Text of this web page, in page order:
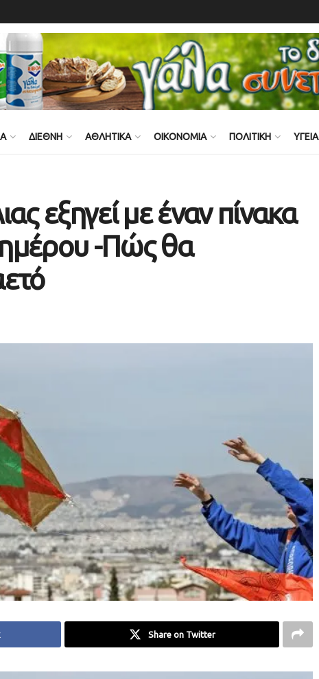
ΔΙΕΘΝΗ ΑΘΛΗΤΙΚΑ ΟΙΚΟΝΟΜΙΑ ΠΟΛΙΤΙΚΗ ΥΓΕΙΑ
εξηγεί με έναν πίνακα
-Πώς θα
Share on Twitter